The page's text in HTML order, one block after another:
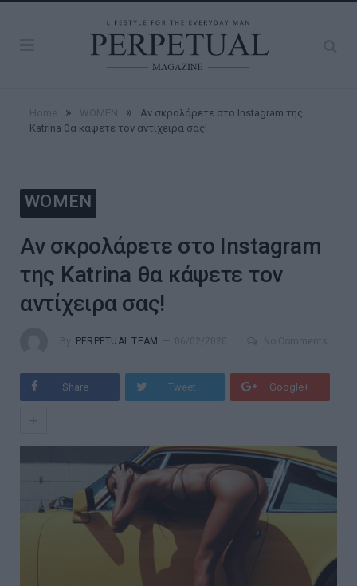
» »
Αν σκρολάρετε στο Instagram της
Katrina θα κάψετε τον αντίχειρα σας!
WOMEN
Αν σκρολάρετε στο Instagram
της Katrina θα κάψετε τον
αντίχειρα σας!
PERPETUAL TEAM
Share Tweet Google+